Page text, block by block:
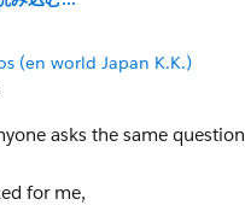
(en world Japan K.K.)
asks the same
for me,